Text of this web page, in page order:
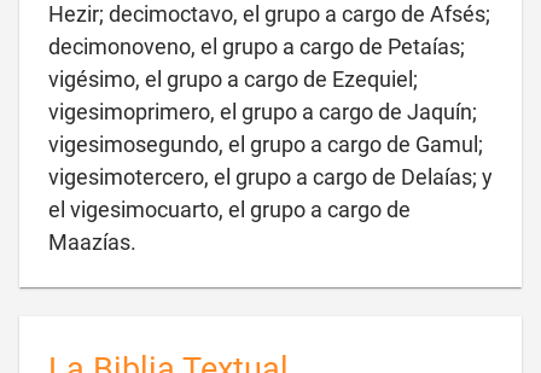
Hezir; decimoctavo, el grupo a cargo de Afsés;
decimonoveno, el grupo a cargo de Petaías;
vigésimo, el grupo a cargo de Ezequiel;
vigesimoprimero, el grupo a cargo de Jaquín;
vigesimosegundo, el grupo a cargo de Gamul;
vigesimotercero, el grupo a cargo de Delaías; y
el vigesimocuarto, el grupo a cargo de
Maazías.